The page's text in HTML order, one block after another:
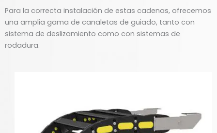
Para la correcta instalación de estas cadenas, ofrecemos
una amplia gama de canaletas de guiado, tanto con
sistema de deslizamiento como con sistemas de
rodadura.